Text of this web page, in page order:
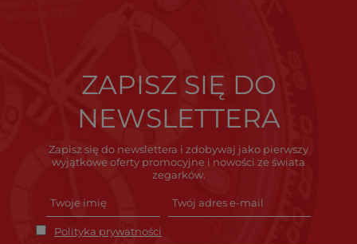
ZAPISZ SIĘ DO
NEWSLETTERA
Zapisz się do newslettera i zdobywaj jako pierwszy
wyjątkowe oferty promocyjne i nowości ze świata
zegarków.
Polityka prywatności